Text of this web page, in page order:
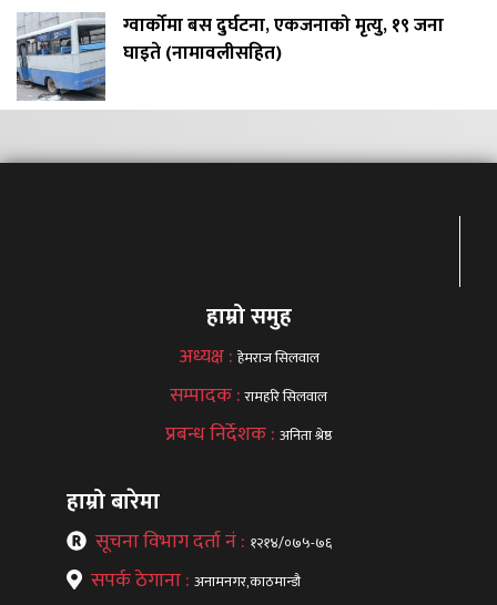
ग्वार्कोमा बस दुर्घटना, एकजनाको मृत्यु, १९ जना
घाइते (नामावलीसहित)
हाम्रो समुह
अध्यक्ष : हेमराज सिलवाल
सम्पादक :रामहरि सिलवाल
प्रबन्ध निर्देशक : अनिता श्रेष्ठ
हाम्रो बारेमा
सूचना विभाग दर्ता नं : १२१४/०७५-७६
सपर्क ठेगाना : अनामनगर,काठमान्डौ